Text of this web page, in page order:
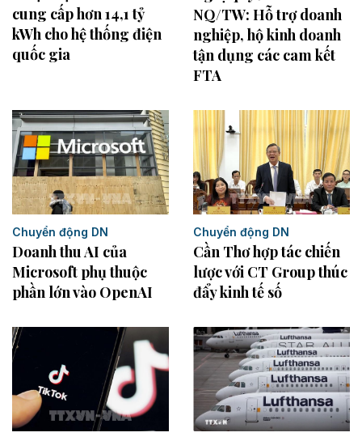
cung cấp hơn 14,1 tỷ
kWh cho hệ thống điện
quốc gia
NQ/TW: Hỗ trợ doanh
nghiệp, hộ kinh doanh
tận dụng các cam kết
FTA
Chuyển động DN
Doanh thu AI của
Microsoft phụ thuộc
phần lớn vào OpenAI
Chuyển động DN
Cần Thơ hợp tác chiến
lược với CT Group thúc
đẩy kinh tế số